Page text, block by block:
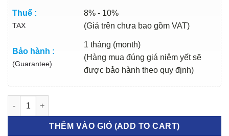
Thuế :
TAX
8% - 10%
(Giá trên chưa bao gồm VAT)
Bảo hành :
(Guarantee)
1 tháng (month)
(Hàng mua đúng giá niêm yết sẽ
được bảo hành theo quy định)
DÂY ĐI SỐ AT HYUNDAI ELANTRA 2013-2017 | 467903X200 số
THÊM VÀO GIỎ (ADD TO CART)